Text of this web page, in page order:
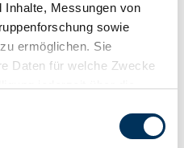
Inhalte, Messungen von
sowie
ermöglichen. Sie
Daten für welche Zwecke